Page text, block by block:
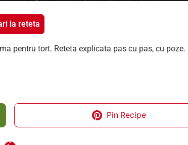
la reteta
pentru tort. Reteta explicata pas cu pas, cu poze.
Pin Recipe